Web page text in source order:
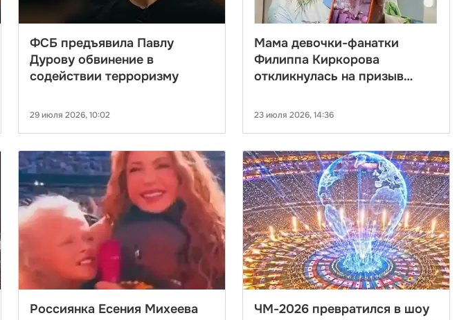
ФСБ предъявила Павлу
Дурову обвинение в
содействии терроризму
29 июля 2026, 10:02
Мама девочки-фанатки
Филиппа Киркорова
откликнулась на призыв
23 июля 2026, 14:36
Россиянка Есения Михеева
ЧМ-2026 превратился в шоу